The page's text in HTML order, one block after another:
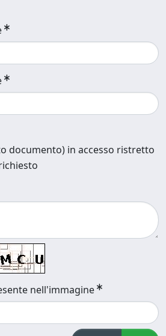
documento) in accesso ristretto
nell'immagine